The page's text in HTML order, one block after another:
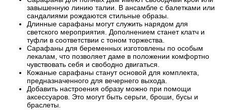
завышенную линию талии. В ансамбле с балетками или
сандалиями рождаются стильные образы.
Длинные сарафаны могут служить нарядом для
светского мероприятия. Дополнением станет клатч и
туфли в соответствии с тоном торжества.
Сарафаны для беременных изготовлены по особым
лекалам, что позволяет даме в положении комфортно
чувствовать себя и свободно двигаться.
Кожаные сарафаны станут основой для комплекта,
предназначенного для вечернего выхода.
Добавить настроения образу можно при помощи
аксессуаров. Это могут быть серьги, броши, бусы и
браслеты.